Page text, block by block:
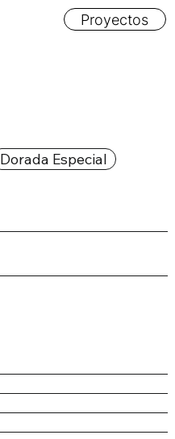
Proyectos
Dorada Especial